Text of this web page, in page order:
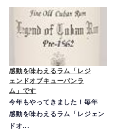
感動を味わえるラム「レジ
ェンドオブキューバンラ
ム」です
今年もやってきました！毎年
感動を味わえるラム「レジェン
ドオ...